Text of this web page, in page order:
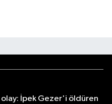
olay: İpek Gezer'i öldüren